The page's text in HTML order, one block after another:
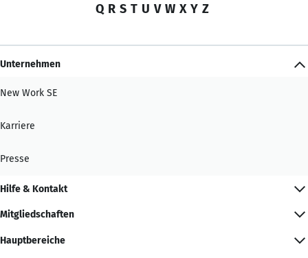
Q R S T U V W X Y Z
Unternehmen
New Work SE
Karriere
Presse
Hilfe & Kontakt
Mitgliedschaften
Hauptbereiche